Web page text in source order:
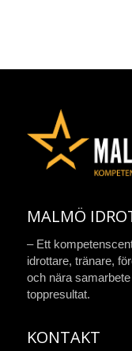
MALMÖ
– Ett
idrottare, tränare,
och nära
toppresultat.
KONTAKT